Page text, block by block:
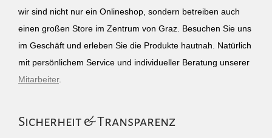
wir sind nicht nur ein Onlineshop, sondern betreiben auch
einen großen Store im Zentrum von Graz. Besuchen Sie uns
im Geschäft und erleben Sie die Produkte hautnah. Natürlich
mit persönlichem Service und individueller Beratung unserer
Mitarbeiter.
Sicherheit & Transparenz